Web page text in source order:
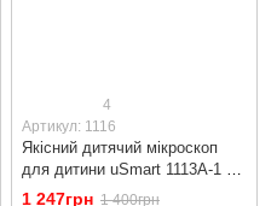
4
Артикул: 1116
Якісний дитячий мікроскоп
для дитини uSmart 1113A-1 з
збільшенням до 1200х, Білий
1 247грн 1 400грн